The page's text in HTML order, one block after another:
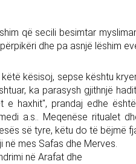
që secili besimtar
dhe pa asnjë lëshim
këtë kësisoj, sepse kështu
ka parasysh gjithnjë
e haxhit", prandaj edhe
a.s.. Meqenëse ritualet
së tyre, këtu do të bëjmë
në mes Safas dhe Merves.
në Arafat dhe